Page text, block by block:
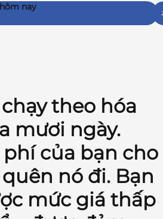
nay
theo hóa
mươi ngày.
của bạn cho
nó đi. Bạn
mức giá thấp